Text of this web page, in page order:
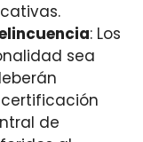
: Los
sea
de